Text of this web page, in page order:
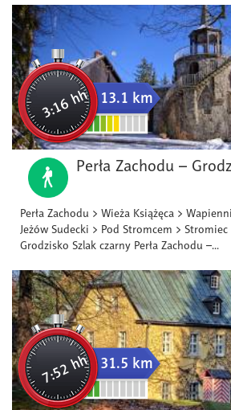
3:16 hh 13.1 km
Perła Zachodu –
Perła Zachodu > Wieża Książęca >
Jeżów Sudecki > Pod Stromcem > Stromiec
Grodzisko Szlak czarny Perła Zachodu –...
7:52 hh 31.5 km